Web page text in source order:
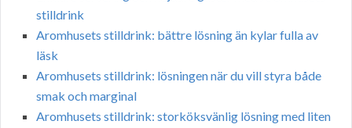
stilldrink
Aromhusets stilldrink: bättre lösning än kylar fulla av
läsk
Aromhusets stilldrink: lösningen när du vill styra både
smak och marginal
Aromhusets stilldrink: storköksvänlig lösning med liten